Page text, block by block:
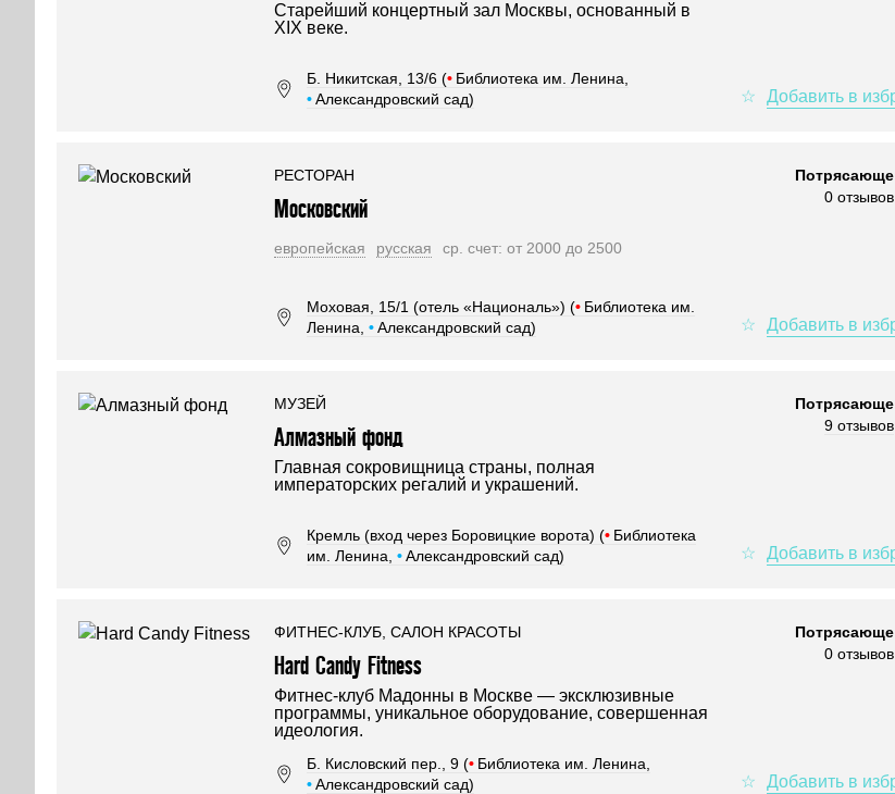
Старейший концертный зал Москвы, основанный в
XIX веке.
Б. Никитская, 13/6 (• Библиотека им. Ленина,
•Александровский сад)
РЕСТОРАН
Московский
европейская русская ср. счет: от 2000 до 2500
Моховая, 15/1 (отель «Националь») (• Библиотека им.
Ленина, •Александровский сад)
Потрясающе
0 отзывов
МУЗЕЙ
Алмазный фонд
Главная сокровищница страны, полная
императорских регалий и украшений.
Кремль (вход через Боровицкие ворота) (• Библиотека
им. Ленина, •Александровский сад)
Потрясающе
9 отзывов
ФИТНЕС-КЛУБ, САЛОН КРАСОТЫ
Hard Candy Fitness
Фитнес-клуб Мадонны в Москве — эксклюзивные
программы, уникальное оборудование, совершенная
идеология.
Б. Кисловский пер., 9 (• Библиотека им. Ленина,
•Александровский сад)
Потрясающе
0 отзывов